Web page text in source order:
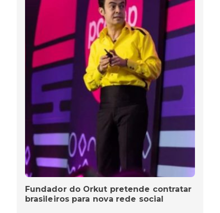
Fundador do Orkut pretende contratar
brasileiros para nova rede social